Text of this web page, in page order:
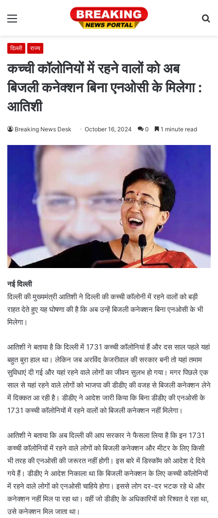
Menu
दिल्ली राज्य
कच्ची कॉलोनियों में रहने वालों को अब
बिजली कनेक्शन बिना एनओसी के मिलेगा :
आतिशी
Breaking News Desk October 16, 2024 0 1 minute read
नई दिल्ली
दिल्ली की मुख्यमंत्री आतिशी ने दिल्ली की कच्ची कॉलोनी में रहने वालों को बड़ी
राहत देते हुए यह घोषणा की है कि अब उन्हें बिजली कनेक्शन बिना एनओसी के भी
मिलेगा।
आतिशी ने बताया है कि दिल्ली में 1731 कच्ची कॉलोनियां हैं और दस साल पहले यहां
बहुत बुरा हाल था। लेकिन जब अरविंद केजरीवाल की सरकार बनी तो यहां तमाम
सुविधाएं दी गई और यहां रहने वाले लोगों का जीवन सुलभ हो गया। मगर पिछले एक
साल से यहां रहने वाले लोगों को भाजपा की डीडीए की वजह से बिजली कनेक्शन लेने
में दिक्कत आ रही है। डीडीए ने आदेश जारी किया कि बिना डीडीए की एनओसी के
1731 कच्ची कॉलोनियों में रहने वालों को बिजली कनेक्शन नहीं मिलेगा।
आतिशी ने बताया कि अब दिल्ली की आप सरकार ने फैसला लिया है कि इन 1731
कच्ची कॉलोनियों में रहने वाले लोगों को बिजली कनेक्शन और मीटर के लिए किसी
भी तरह की एनओसी की जरूरत नहीं होगी। इस बारे में डिस्कॉम को आदेश दे दिये
गये हैं। डीडीए ने आदेश निकाला था कि बिजली कनेक्शन के लिए कच्ची कॉलोनियों
में रहने वाले लोगों को एनओसी चाहिये होगा। इससे लोग दर-दर भटक रहे थे और
कनेक्शन नहीं मिल पा रहा था। वहीं जो डीडीए के अधिकारियों को रिश्वत दे रहा था,
उसे कनेक्शन मिल जाता था।